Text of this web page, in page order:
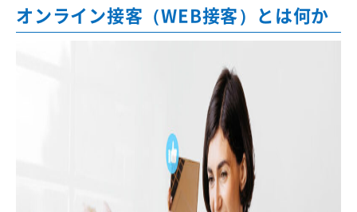
オンライン接客（WEB接客）とは何か